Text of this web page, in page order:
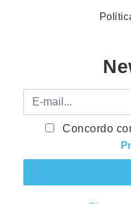
E-mail
Concordo